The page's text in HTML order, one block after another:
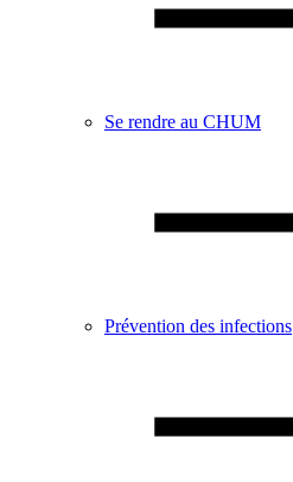
Se rendre au CHUM
Prévention des infections